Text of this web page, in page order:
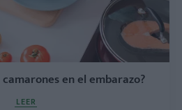
en el embarazo?
LEER